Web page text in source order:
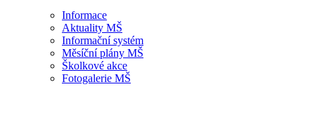
Informace
Aktuality MŠ
Informační systém
Měsíční plány MŠ
Školkové akce
Fotogalerie MŠ